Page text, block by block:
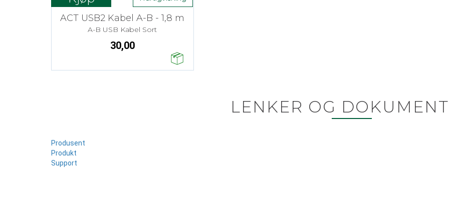
ACT USB2 Kabel A-B - 1,8 m
A-B USB Kabel Sort
30,00
LENKER OG
Produsent
Produkt
Support